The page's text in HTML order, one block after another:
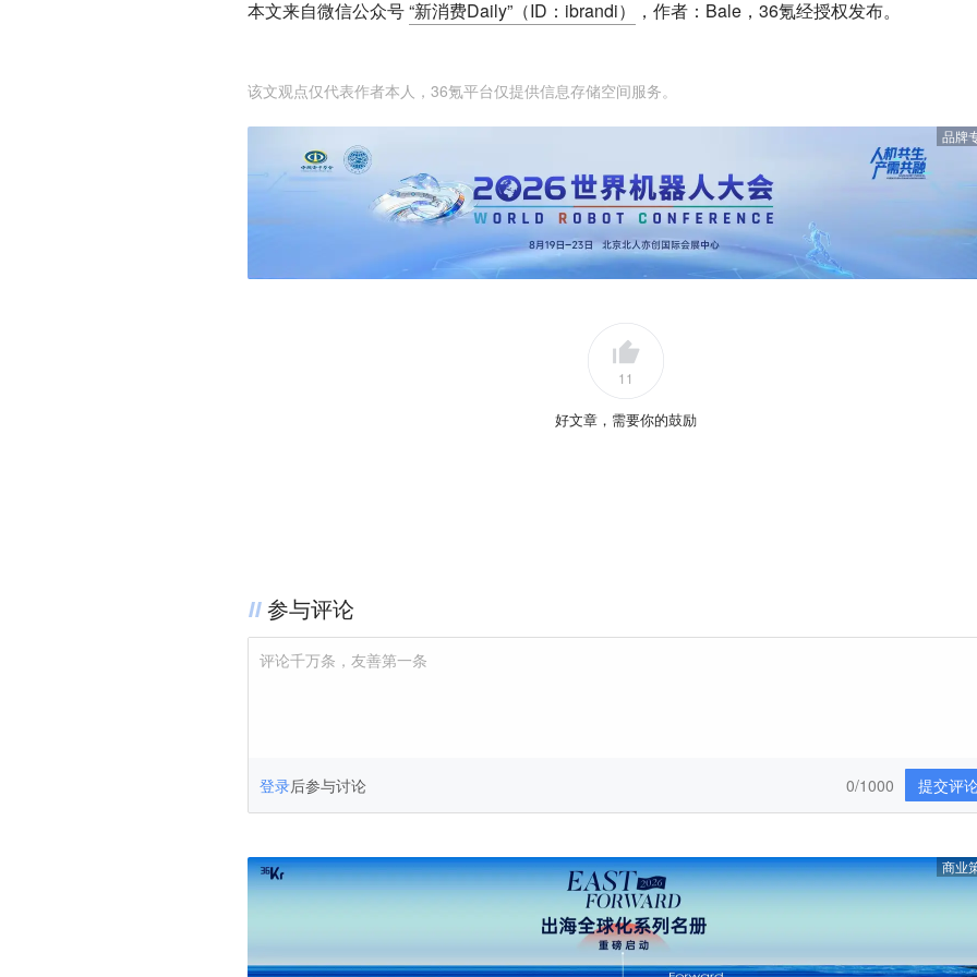
本文来自微信公众号“新消费Daily”（ID：ibrandi） ，作者：Bale，36氪经授权发布。
该文观点仅代表作者本人，36氪平台仅提供信息存储空间服务。
品牌
11
好文章，需要你的鼓励
参与评论
评论千万条，友善第一条
登录后参与讨论 提交评
0/1000
商业